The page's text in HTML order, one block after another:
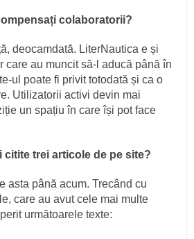
colaboratorii?
deocamdată. LiterNautica e și
care au muncit să-l aducă până în
ul poate fi privit totodată și ca o
Utilizatorii activi devin mai
un spațiu în care își pot face
citite trei articole de pe site?
asta până acum. Trecând cu
care au avut cele mai multe
următoarele texte: